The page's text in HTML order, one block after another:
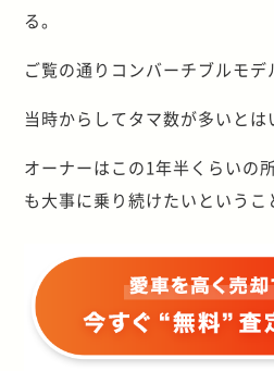
る。
ご覧の通りコンバーチブルモデ
当時からしてタマ数が多いとは
オーナーはこの1年半くらいの
も大事に乗り続けたいというこ